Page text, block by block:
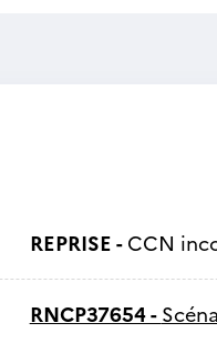
REPRISE -CCN
RNCP37654 -